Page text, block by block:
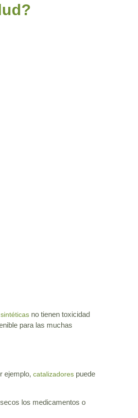
no tienen toxicidad
para las muchas
ejemplo, catalizadores puede
los medicamentos o